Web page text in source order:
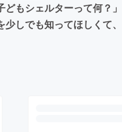
もシェルターって何？
しでも知ってほしくて